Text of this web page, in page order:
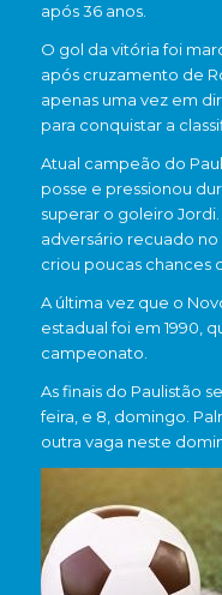
após 36 anos.
O gol da vitória foi
após cruzamento de
apenas uma vez em
para conquistar a
Atual campeão do
posse e pressionou
superar o goleiro
adversário recuado
criou poucas chances
A última vez que o
estadual foi em 1990,
campeonato.
As finais do Paulistão
feira, e 8, domingo.
outra vaga neste